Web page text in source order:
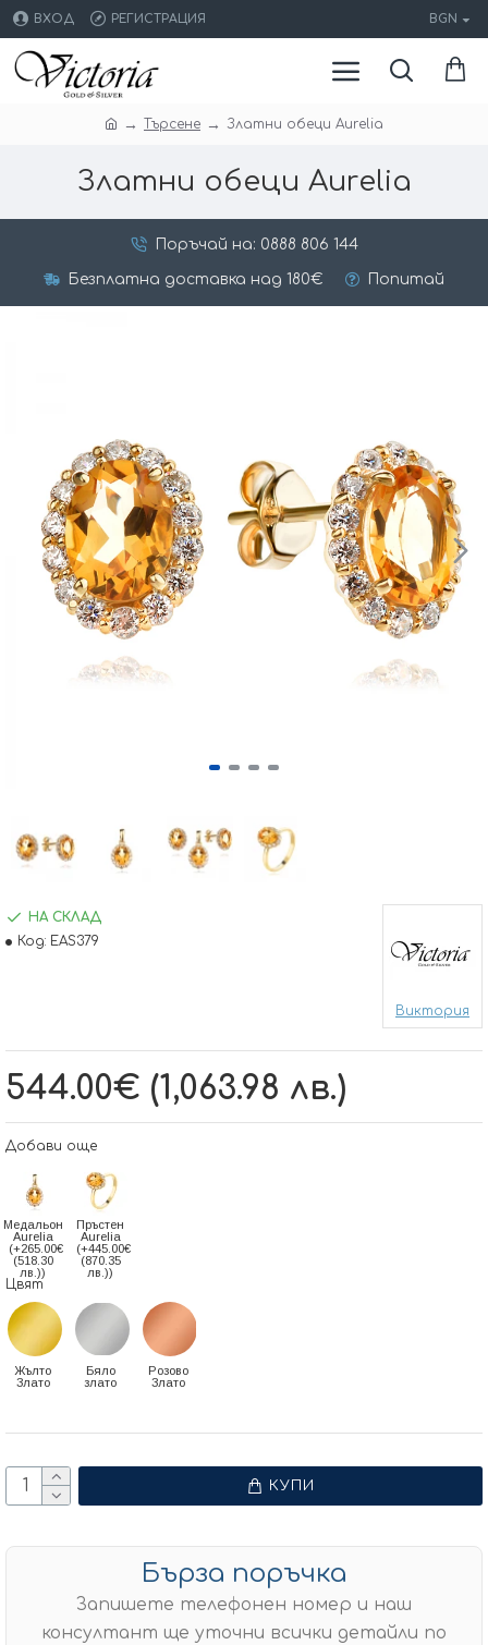
ВХОД РЕГИСТРАЦИЯ BGN
Търсене Златни обеци Aurelia
Златни обеци Aurelia
Поръчай на: 0888 806 144
Безплатна доставка над 180€ Попитай
544.00€ (1,063.98 лв.)
НА СКЛАД
Код: EAS379
Виктория
Добави още
Медальон
Aurelia
(+265.00€
(518.30
лв.))
Пръстен
Aurelia
(+445.00€
(870.35
лв.))
Цвят
Жълто
Злато
Бяло
злато
Розово
Злато
КУПИ
Бърза поръчка
Запишете телефонен номер и наш
консултант ще уточни всички детайли по